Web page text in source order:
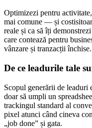
Optimizezi pentru
mai comune — și
reale și ca să îți
care contează pentru
vânzare și tranzacții închise.
De ce leadurile tale
Scopul generării de leaduri
doar să umpli un
trackingul standard al
pixel atunci când cineva
„job done” și gata.